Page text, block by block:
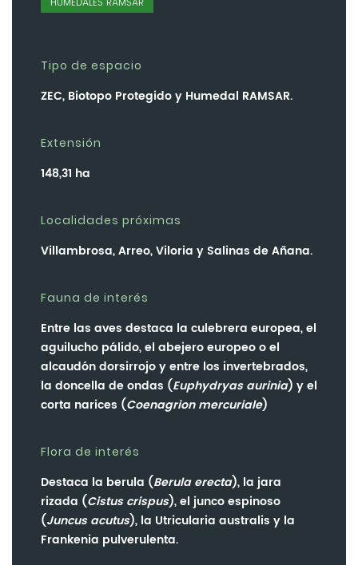
HUMEDALES RAMSAR
Tipo de espacio
ZEC, Biotopo Protegido y Humedal RAMSAR.
Extensión
148,31 ha
Localidades próximas
Villambrosa, Arreo, Viloria y Salinas de Añana.
Fauna de interés
Entre las aves destaca la culebrera europea, el
aguilucho pálido, el abejero europeo o el
alcaudón dorsirrojo y entre los invertebrados,
la doncella de ondas (Euphydryas aurinia) y el
corta narices (Coenagrion mercuriale)
Flora de interés
Destaca la berula (Berula erecta), la jara
rizada (Cistus crispus), el junco espinoso
(Juncus acutus), la Utricularia australis y la
Frankenia pulverulenta.